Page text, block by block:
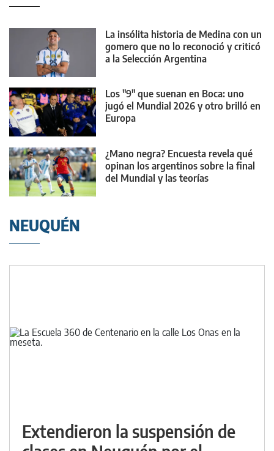
La insólita historia de Medina con un
gomero que no lo reconoció y criticó
a la Selección Argentina
Los "9" que suenan en Boca: uno
jugó el Mundial 2026 y otro brilló en
Europa
¿Mano negra? Encuesta revela qué
opinan los argentinos sobre la final
del Mundial y las teorías
NEUQUÉN
Extendieron la suspensión de